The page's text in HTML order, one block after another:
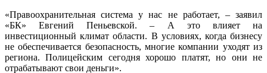
«Правоохранительная система у нас не работает, – заявил
«БК» Евгений Пеньевской. – А это влияет на
инвестиционный климат области. В условиях, когда бизнесу
не обеспечивается безопасность, многие компании уходят из
региона. Полицейским сегодня хорошо платят, но они не
отрабатывают свои деньги».